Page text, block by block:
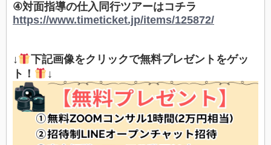
④対面指導の仕入同行ツアーはコチラ
https://www.timeticket.jp/items/125872/
↓
下記画像をクリックで無料プレゼントをゲッ
ト！
↓